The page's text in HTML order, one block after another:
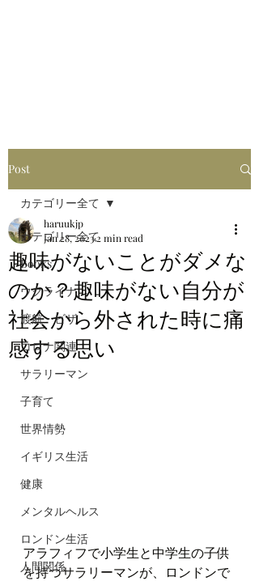
Post
カテゴリー全て
Books
ウクライナ
渡航・ビザ
コロナ関連
サラリーマン
子育て
世界情勢
イギリス生活
健康
メンタルヘルス
ロンドン生活
人間関係
カテゴリー全て
趣味がないことがダメな
のか？趣味がない自分が
社会から外された時に痛
感する思い
haruukjp
Jan 28, 20232 min read
アラフィフで小学生と中学生の子供
を持つサラリーマンが、ロンドンで